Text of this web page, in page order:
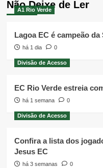
Não Deixe de Ler
A1 Rio Verde
Lagoa EC é campeão
há 1 dia 0
Divisão de Acesso
EC Rio Verde estreia
há 1 semana 0
Divisão de Acesso
Confira a lista dos
Jesus EC
há 3 semanas 0